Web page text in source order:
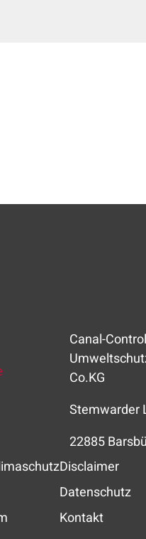
Canal-
Co.KG
Stemwarder
22885
Disclaimer
Datenschutz
Kontakt